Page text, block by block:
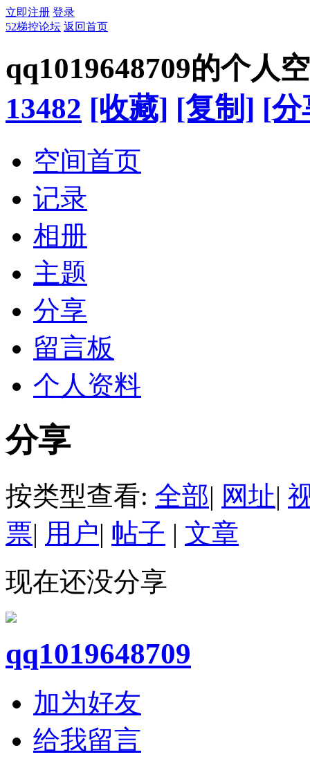
立即注册 登录
52梯控论坛 返回首页
qq1019648709的个人
13482 [收藏] [复制] [分
空间首页
记录
相册
主题
分享
留言板
个人资料
分享
按类型查看: 全部| 网址|
票| 用户| 帖子 | 文章
现在还没分享
qq1019648709
加为好友
给我留言